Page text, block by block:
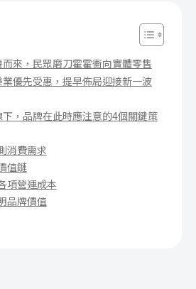
來，民眾磨刀霍霍衝向實體零售
優先受惠，提早佈局迎接新一波
，品牌在此時應注意的4個關鍵策
消費需求
值鏈
項營運成本
品牌價值